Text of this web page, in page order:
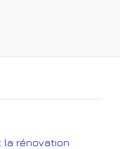
la rénovation